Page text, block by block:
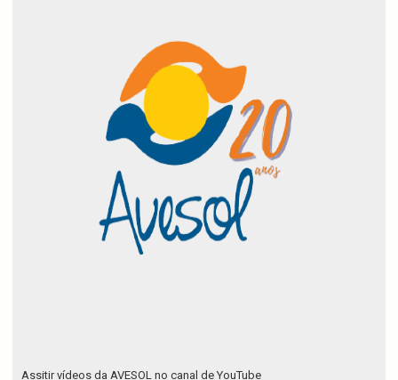
Assitir vídeos da AVESOL no canal de YouTube